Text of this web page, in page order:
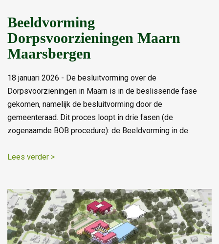
Beeldvorming
Dorpsvoorzieningen Maarn
Maarsbergen
18 januari 2026 - De besluitvorming over de
Dorpsvoorzieningen in Maarn is in de beslissende fase
gekomen, namelijk de besluitvorming door de
gemeenteraad. Dit proces loopt in drie fasen (de
zogenaamde BOB procedure): de Beeldvorming in de
Lees verder >